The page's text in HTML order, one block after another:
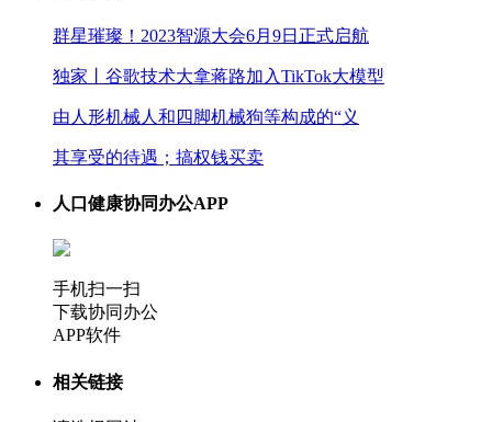
群星璀璨！2023智源大会6月9日正式启航
独家丨谷歌技术大拿蒋路加入TikTok大模型
由人形机械人和四脚机械狗等构成的“义
其享受的待遇；搞权钱买卖
人口健康协同办公APP
手机扫一扫
下载协同办公
APP软件
相关链接